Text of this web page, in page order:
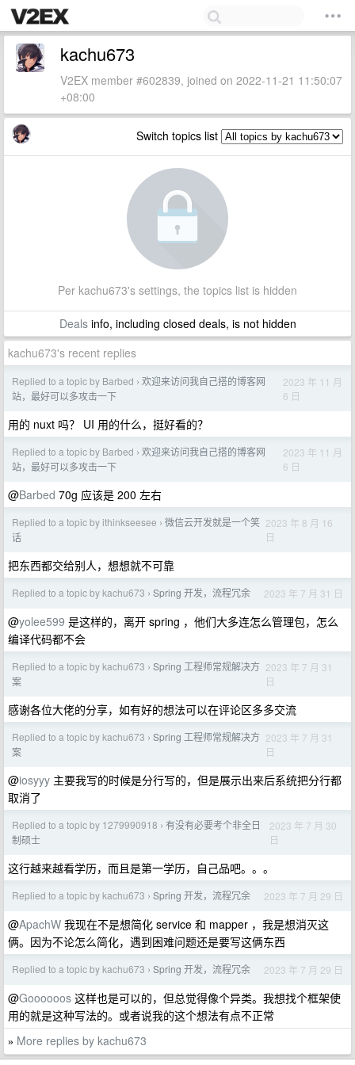
kachu673
V2EX member #602839, joined on 2022-11-21 11:50:07
+08:00
Switch topics list
Per kachu673's settings, the topics list is hidden
Dealsinfo, including closed deals, is not hidden
kachu673's recent replies
Replied to a topic by Barbed › 欢迎来访问我自己搭的博客网
站，最好可以多攻击一下
2023 年 11 月
6 日
用的 nuxt 吗？ UI 用的什么，挺好看的？
Replied to a topic by Barbed › 欢迎来访问我自己搭的博客网
站，最好可以多攻击一下
2023 年 11 月
6 日
@Barbed 70g 应该是 200 左右
Replied to a topic by ithinkseesee › 微信云开发就是一个笑
话
2023 年 8 月 16
日
把东西都交给别人，想想就不可靠
Replied to a topic by kachu673 › Spring 开发，流程冗余 2023 年 7 月 31 日
@yolee599 是这样的，离开 spring ，他们大多连怎么管理包，怎么
编译代码都不会
Replied to a topic by kachu673 › Spring 工程师常规解决方
案
2023 年 7 月 31
日
感谢各位大佬的分享，如有好的想法可以在评论区多多交流
Replied to a topic by kachu673 › Spring 工程师常规解决方
案
2023 年 7 月 31
日
@iosyyy 主要我写的时候是分行写的，但是展示出来后系统把分行都
取消了
Replied to a topic by 1279990918 › 有没有必要考个非全日
制硕士
2023 年 7 月 30
日
这行越来越看学历，而且是第一学历，自己品吧。。。
Replied to a topic by kachu673 › Spring 开发，流程冗余 2023 年 7 月 29 日
@ApachW 我现在不是想简化 service 和 mapper ，我是想消灭这
俩。因为不论怎么简化，遇到困难问题还是要写这俩东西
Replied to a topic by kachu673 › Spring 开发，流程冗余 2023 年 7 月 29 日
@Goooooos 这样也是可以的，但总觉得像个异类。我想找个框架使
用的就是这种写法的。或者说我的这个想法有点不正常
» More replies by kachu673